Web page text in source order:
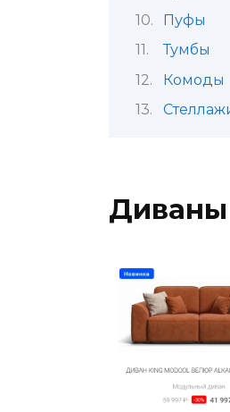
Пуфы
Тумбы
Комоды
Диваны